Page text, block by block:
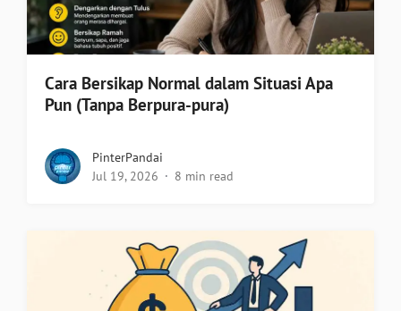
Cara Bersikap Normal dalam Situasi Apa
Pun (Tanpa Berpura-pura)
PinterPandai
Jul 19, 2026
8 min read